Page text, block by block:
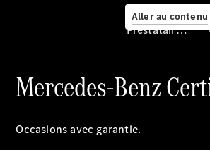
Aller au contenu
Prendre
vous à
Prestataire / Protection des données
Mercedes-Benz
Occasions avec garantie.